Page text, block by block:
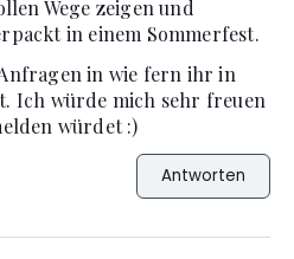
Wege zeigen und
in einem Sommerfest.
in wie fern ihr in
Ich würde mich sehr freuen
würdet :)
Antworten